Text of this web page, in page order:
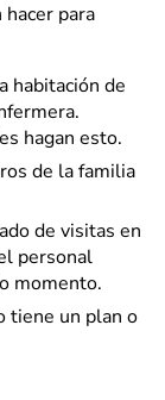
para
habitación de
hagan esto.
de la familia
de visitas en
personal
momento.
tiene un plan o